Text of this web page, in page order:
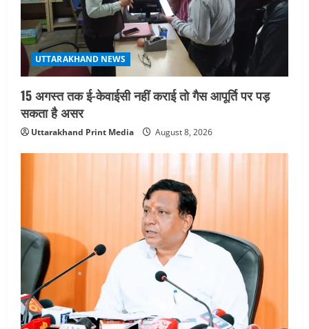
4
UTTARAKHAND NEWS
जिलाधिकारी/जिला निर्वाचन अधिकारी ने
सहसपुर विधानसभा क्षेत्र के पोलिंग बूथों का
निरीक्षण कर एसआईआर आपत्ति निस्तारण
शिविर की व्यवस्थाओं का लिया जायजा
August 6, 2026
UTTARAKHAND NEWS
चयन : रेखा आर्या
August 6, 2026
UTTARAKHAND NEWS
15 अगस्त तक ई-केवाईसी नहीं कराई तो गैस आपूर्ति पर पड़
सकता है असर
Uttarakhand Print Media August 8, 2026